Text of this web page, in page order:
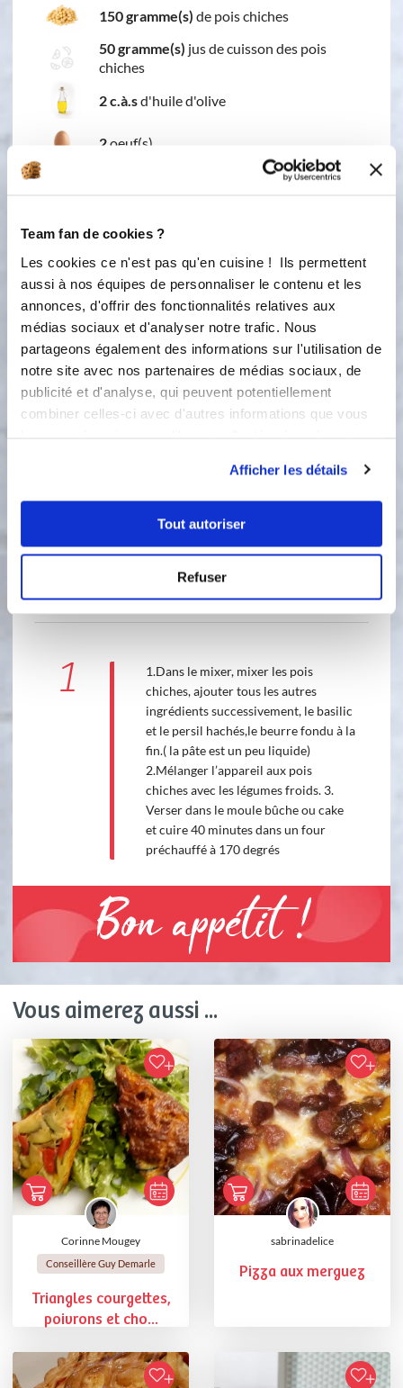
Team fan de cookies ?
Les cookies ce n'est pas qu'en cuisine ! Ils permettent
aussi à nos équipes de personnaliser le contenu et les
annonces, d'offrir des fonctionnalités relatives aux
médias sociaux et d'analyser notre trafic. Nous
partageons également des informations sur l'utilisation de
notre site avec nos partenaires de médias sociaux, de
publicité et d'analyse, qui peuvent potentiellement
combiner celles-ci avec d'autres informations que vous
Afficher les détails
Tout autoriser
Refuser
150 gramme(s) de pois chiches
50 gramme(s) jus de cuisson des pois
chiches
2 c.à.sd'huile d'olive
2oeuf(s)
de levure chimique
20 gramme(s)
1 c.à.cde cumin
2 c.à.sde basilic
2 c.à.sde persil
40 gramme(s)de beurre fondu
1 étape
1
1.Dans le mixer, mixer les pois
chiches, ajouter tous les autres
ingrédients successivement, le basilic
et le persil hachés,le beurre fondu à la
fin.( la pâte est un peu liquide)
2.Mélanger l’appareil aux pois
chiches avec les légumes froids. 3.
Verser dans le moule bûche ou cake
et cuire 40 minutes dans un four
préchauffé à 170 degrés
Bon appétit !
Vous aimerez aussi ...
Corinne Mougey
Conseillère Guy Demarle
Triangles courgettes,
poivrons et cho...
sabrinadelice
Pizza aux merguez